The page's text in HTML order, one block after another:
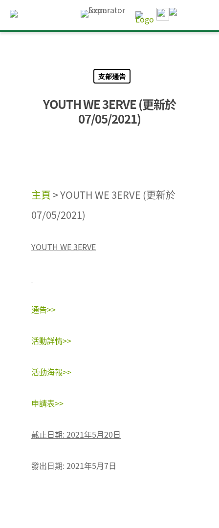
支部通告
YOUTH WE 3ERVE (更新於
07/05/2021)
主頁>YOUTH WE 3ERVE (更新於
07/05/2021)
YOUTH WE 3ERVE
通告>>
活動詳情>>
活動海報>>
申請表>>
截止日期: 2021年5月20日
發出日期: 2021年5月7日